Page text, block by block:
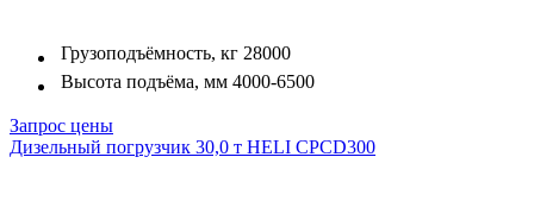
Грузоподъёмность, кг 28000
Высота подъёма, мм 4000-6500
Запрос цены
Дизельный погрузчик 30,0 т HELI CPCD300